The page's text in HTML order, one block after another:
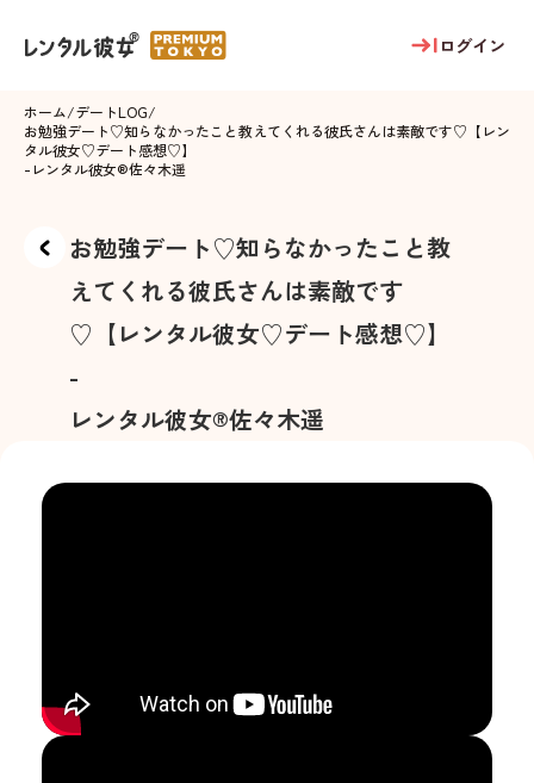
ログイン
ホーム/デートLOG/
お勉強デート♡知らなかったこと教えてくれる彼氏さんは素敵です♡【レン
タル彼女♡デート感想♡】
-レンタル彼女®佐々木遥
お勉強デート♡知らなかったこと教
えてくれる彼氏さんは素敵です
♡【レンタル彼女♡デート感想♡】
-
レンタル彼女®佐々木遥